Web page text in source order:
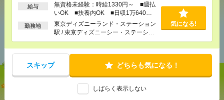
給与
無資格未経験：時給1330円～ ■週払
いOK ■扶養内OK ■日収1万640円
以上
勤務地
東京ディズニーランド・ステーション
駅 / 東京ディズニーシー・ステーショ
ン駅 / リゾートゲートウェイ・ステー
ション駅 / …
気になる!
スキップ どちらも気になる！
しばらく表示しない
あなたの閲覧履歴からの
おすすめ
【オープニング募集】おばあちゃんのお散歩付き添
いも仕事の1つ[派遣]